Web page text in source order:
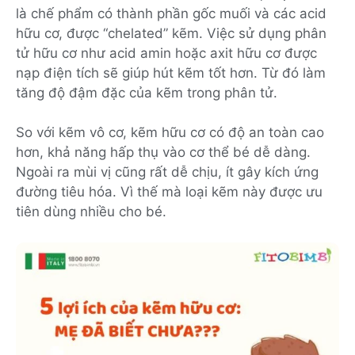
là chế phẩm có thành phần gốc muối và các acid
hữu cơ, được “chelated” kẽm. Việc sử dụng phân
tử hữu cơ như acid amin hoặc axit hữu cơ được
nạp điện tích sẽ giúp hút kẽm tốt hơn. Từ đó làm
tăng độ đậm đặc của kẽm trong phân tử.
So với kẽm vô cơ, kẽm hữu cơ có độ an toàn cao
hơn, khả năng hấp thụ vào cơ thể bé dễ dàng.
Ngoài ra mùi vị cũng rất dễ chịu, ít gây kích ứng
đường tiêu hóa. Vì thế mà loại kẽm này được ưu
tiên dùng nhiều cho bé.